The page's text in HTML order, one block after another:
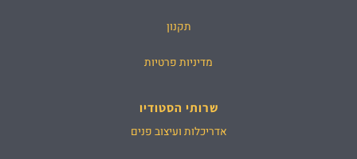
תקנון
מדיניות פרטיות
שרותי הסטודיו
אדריכלות ועיצוב פנים